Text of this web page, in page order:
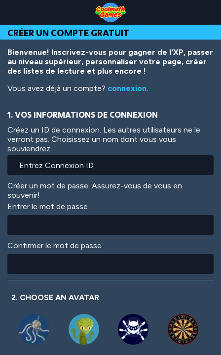
Top
of
Page
Navigation
Main
Content
Footer
contenu
principal
CRÉER UN COMPTE GRATUIT
Bienvenue! Inscrivez-vous pour gagner de l'XP, passer
au niveau supérieur, personnaliser votre page, créer
des listes de lecture et plus encore !
Vous avez déjà un compte? connexion.
1. VOS INFORMATIONS DE CONNEXION
Créez un ID de connexion. Les autres utilisateurs ne le
verront pas. Choisissez un nom dont vous vous
souviendrez.
Créer un mot de passe. Assurez-vous de vous en
souvenir!
Entrer le mot de passe
Confirmer le mot de passe
2. CHOOSE AN AVATAR